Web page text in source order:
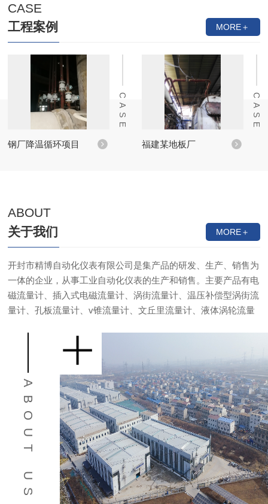
CASE
工程案例
MORE＋
钢厂降温循环项目
CASE
福建某地板厂
CASE
ABOUT
关于我们
MORE＋
开封市精博自动化仪表有限公司是集产品的研发、生产、销售为
一体的企业，从事工业自动化仪表的生产和销售。主要产品有电
磁流量计、插入式电磁流量计、涡街流量计、温压补偿型涡街流
量计、孔板流量计、v锥流量计、文丘里流量计、液体涡轮流量
ABOUT US